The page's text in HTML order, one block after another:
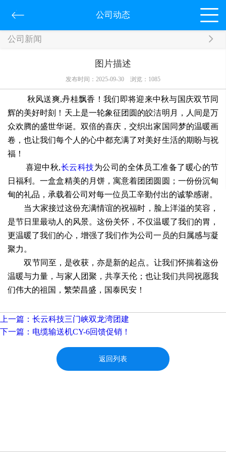
公司动态
公司新闻
图片描述
发布时间：2025-09-30 浏览： 1085
秋风送爽,丹桂飘香！我们即将迎来中秋与国庆双节同
辉的美好时刻！天上是一轮象征团圆的皎洁明月，人间是万
众欢腾的盛世华诞。双倍的喜庆，交织出家国同梦的温暖画
卷，也让我们每个人的心中都充满了对美好生活的期盼与祝
福！
喜迎中秋,长云科技为公司的全体员工准备了暖心的节
日福利。一盒盒精美的月饼，寓意着团团圆圆；一份份沉甸
甸的礼品，承载着公司对每一位员工辛勤付出的诚挚感谢。
当大家接过这份充满情谊的祝福时，脸上洋溢的笑容，
是节日里最动人的风景。这份关怀，不仅温暖了我们的胃，
更温暖了我们的心，增强了我们作为公司一员的归属感与凝
聚力。
双节同至，是收获，亦是新的起点。让我们怀揣着这份
温暖与力量，与家人团聚，共享天伦；也让我们共同祝愿我
们伟大的祖国，繁荣昌盛，国泰民安！
上一篇：长云科技三门峡双龙湾团建
下一篇：电缆输送机CY-6回馈促销！
返回列表